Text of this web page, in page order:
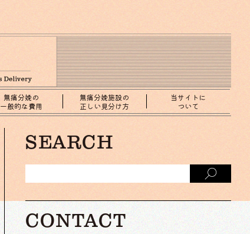
無痛分娩の
一般的な費用
無痛分娩施設の
正しい見分け方
当サイトに
ついて
SEARCH
CONTACT